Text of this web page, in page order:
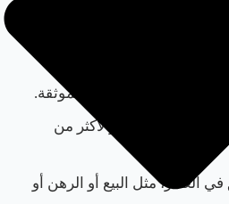
دبي على:
بشكل رسمي.
أو التصرفات غير الموثقة.
أو بيع العقار لأكثر من
العقار، مثل البيع أو الرهن أو